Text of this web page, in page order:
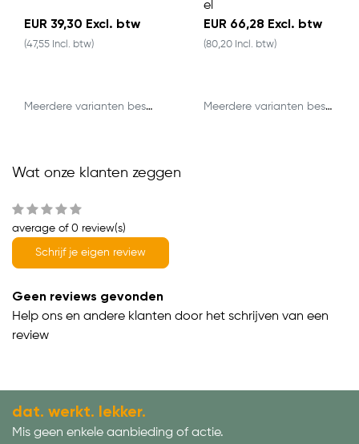
EUR 39,30 Excl. btw
(47,55 Incl. btw)
Meerdere varianten beschikbaar
el
EUR 66,28 Excl. btw
(80,20 Incl. btw)
Meerdere varianten beschikbaar
Wat onze klanten zeggen
average of 0 review(s)
Schrijf je eigen review
Geen reviews gevonden
Help ons en andere klanten door het schrijven van een
review
dat. werkt. lekker.
Mis geen enkele aanbieding of actie.